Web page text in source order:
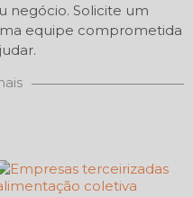
negócio. Solicite um
equipe comprometida